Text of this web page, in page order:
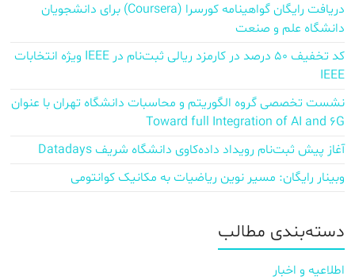
دریافت رایگان گواهینامه کورسرا (Coursera) برای دانشجویان
دانشگاه علم و صنعت
کد تخفیف ۵۰ درصد در کارمزد ریالی ثبت‌نام در IEEE ویژه انتخابات
IEEE
نشست تخصصی گروه الگوریتم و محاسبات دانشگاه تهران با عنوان
Toward full Integration of AI and 6G
آغاز پیش‌ ثبت‌نام رویداد داده‌کاوی دانشگاه شریف Datadays
وبینار رایگان: مسیر نوین ریاضیات به مکانیک کوانتومی
دسته‌بندی مطالب
اطلاعیه و اخبار